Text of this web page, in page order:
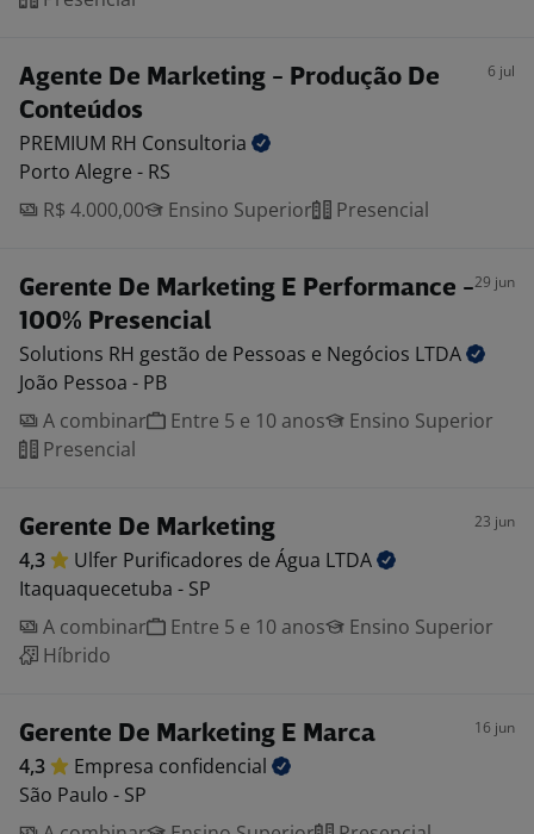
Agente De Marketing - Produção De
Conteúdos
6 jul
PREMIUM RH Consultoria
Porto Alegre - RS
R$ 4.000,00
Ensino Superior Presencial
Gerente De Marketing E Performance -
100% Presencial
29 jun
Solutions RH gestão de Pessoas e Negócios LTDA
João Pessoa - PB
A combinar
Entre 5 e 10 anos
Ensino Superior
Presencial
Gerente De Marketing 23 jun
4,3 Ulfer Purificadores de Água LTDA
Itaquaquecetuba - SP
A combinar
Entre 5 e 10 anos
Ensino Superior
Híbrido
Gerente De Marketing E Marca 16 jun
4,3 Empresa confidencial
São Paulo - SP